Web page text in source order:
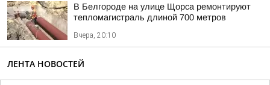
В Белгороде на улице Щорса ремонтируют
тепломагистраль длиной 700 метров
Вчера, 20:10
ЛЕНТА НОВОСТЕЙ